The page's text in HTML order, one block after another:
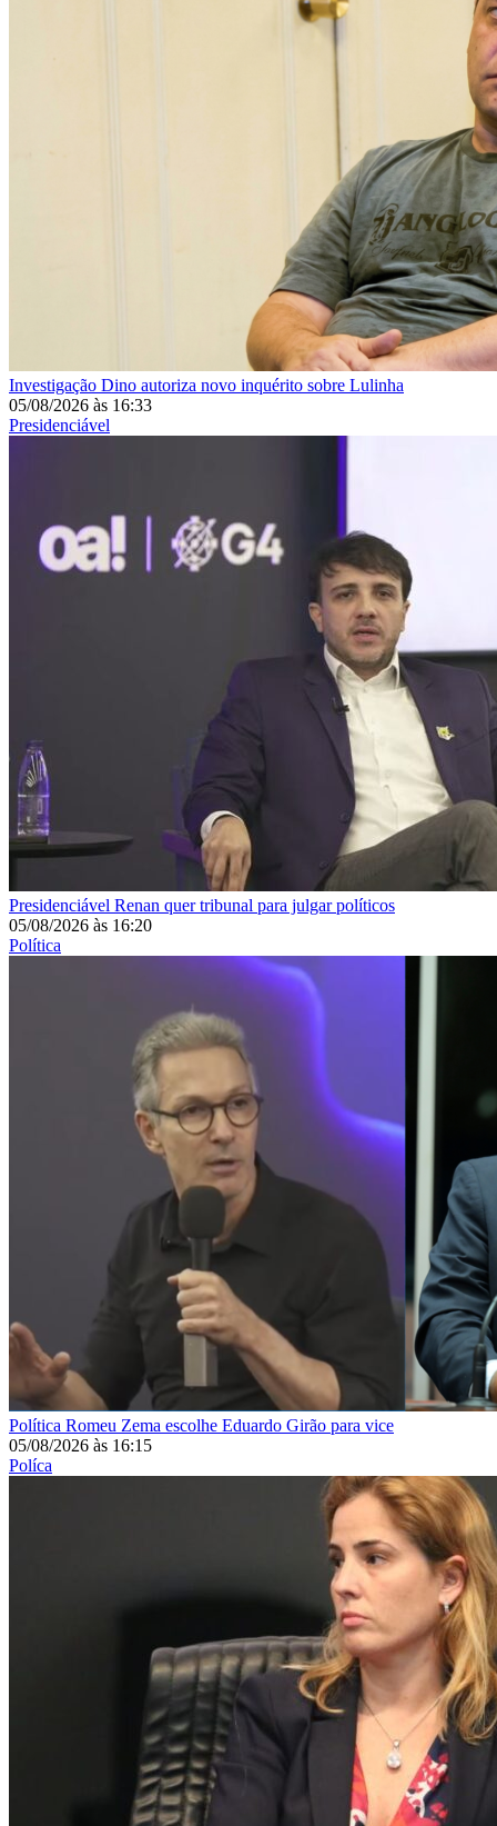
Investigação Dino autoriza novo inquérito sobre Lulinha
05/08/2026 às 16:33
Presidenciável
Presidenciável Renan quer tribunal para julgar políticos
05/08/2026 às 16:20
Política
Política Romeu Zema escolhe Eduardo Girão para vice
05/08/2026 às 16:15
Políca